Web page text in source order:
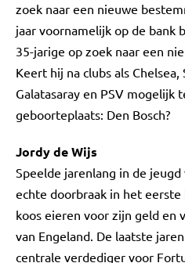
zoek naar een nieuwe
jaar voornamelijk op de bank
35-jarige op zoek naar een
Keert hij na clubs als
Galatasaray en PSV mogelijk
geboorteplaats: Den Bosch?
Jordy de Wijs
Speelde jarenlang in de jeugd
echte doorbraak in het
koos eieren voor zijn geld en
van Engeland. De laatste
centrale verdediger voor